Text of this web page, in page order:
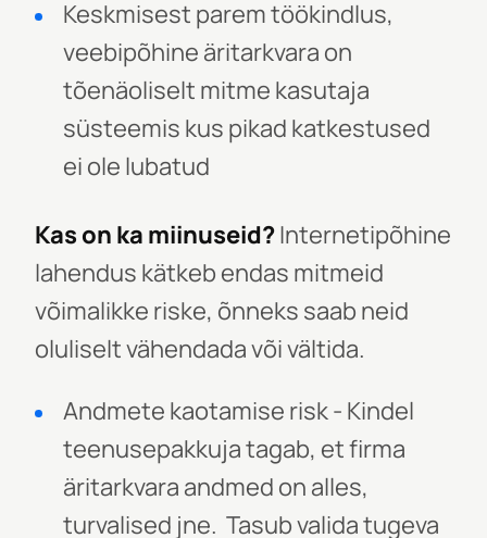
Keskmisest parem töökindlus,
veebipõhine äritarkvara on
tõenäoliselt mitme kasutaja
süsteemis kus pikad katkestused
ei ole lubatud
Kas on ka miinuseid?Internetipõhine
lahendus kätkeb endas mitmeid
võimalikke riske, õnneks saab neid
oluliselt vähendada või vältida.
Andmete kaotamise risk - Kindel
teenusepakkuja tagab, et firma
äritarkvara andmed on alles,
turvalised jne. Tasub valida tugeva